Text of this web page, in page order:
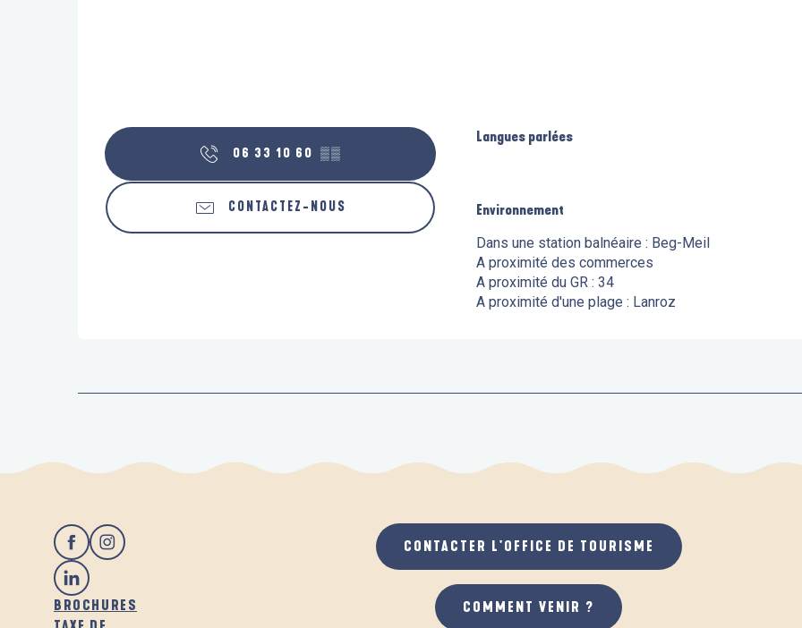
06 33 10 60 ▒▒
CONTACTEZ-NOUS
Langues parlées
Langues parlées
Environnement
Environnement
Dans une station balnéaire : Beg-Meil
A proximité des commerces
A proximité du GR : 34
A proximité d'une plage : Lanroz
BROCHURES
CONTACTER L'OFFICE DE TOURISME
COMMENT VENIR ?